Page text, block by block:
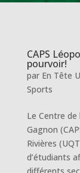
CAPS
pourvoir!
par En Tête
Sports
Le Centre
Gagnon
Rivières
d’étudiants